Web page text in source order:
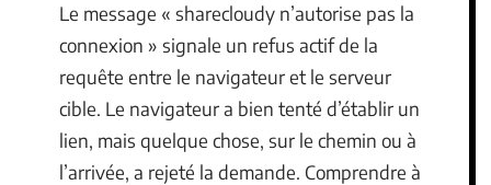
Le message « sharecloudy n’autorise pas la
connexion » signale un refus actif de la
requête entre le navigateur et le serveur
cible. Le navigateur a bien tenté d’établir un
lien, mais quelque chose, sur le chemin ou à
l’arrivée, a rejeté la demande. Comprendre à